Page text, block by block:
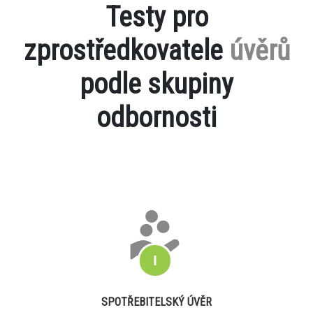
Testy pro
zprostředkovatele úvěrů
podle skupiny
odbornosti
SPOTŘEBITELSKÝ ÚVĚR